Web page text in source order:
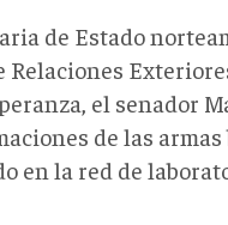
de Estado
el senador
de las
en la red de